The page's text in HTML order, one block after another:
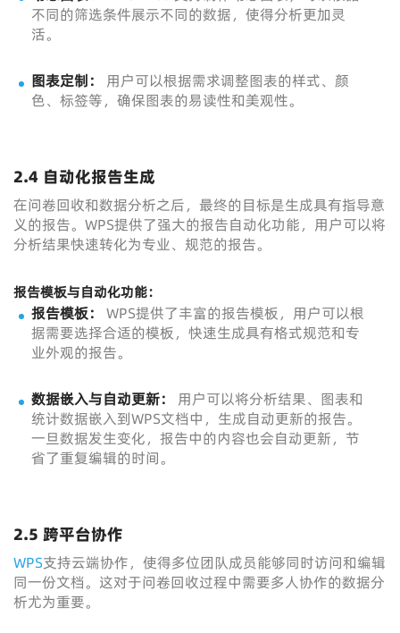
不同的筛选条件展示不同的数据，使得分析更加灵
活。
图表定制：
用户可以根据需求调整图表的样式、颜
色、标签等，确保图表的易读性和美观性。
2.4 自动化报告生成
在问卷回收和数据分析之后，最终的目标是生成具有指导意
义的报告。WPS提供了强大的报告自动化功能，用户可以将
分析结果快速转化为专业、规范的报告。
报告模板与自动化功能：
报告模板：
WPS提供了丰富的报告模板，用户可以根
据需要选择合适的模板，快速生成具有格式规范和专
业外观的报告。
数据嵌入与自动更新：
用户可以将分析结果、图表和
统计数据嵌入到WPS文档中，生成自动更新的报告。
一旦数据发生变化，报告中的内容也会自动更新，节
省了重复编辑的时间。
2.5 跨平台协作
WPS支持云端协作，使得多位团队成员能够同时访问和编辑
同一份文档。这对于问卷回收过程中需要多人协作的数据分
析尤为重要。